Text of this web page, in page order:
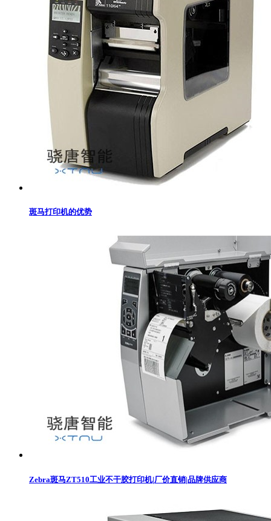
斑马打印机的优势
Zebra斑马ZT510工业不干胶打印机|厂价直销|品牌供应商